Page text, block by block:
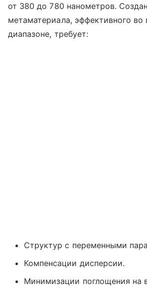
от 380 до 780 нанометров.
метаматериала, эффективного во
диапазоне, требует:
Структур с переменными
Компенсации дисперсии.
Минимизации поглощения на